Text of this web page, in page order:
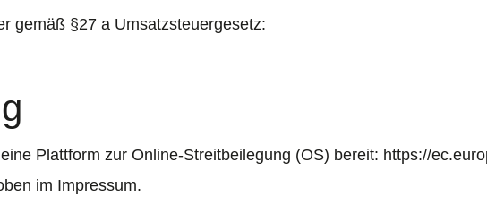
gemäß §27 a Umsatzsteuergesetz:
Plattform zur Online-Streitbeilegung (OS) bereit: https://
im Impressum.